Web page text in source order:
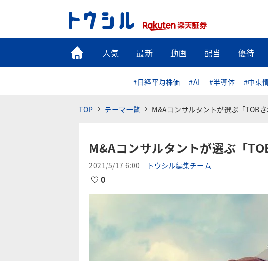
トップ
人気 最新 動画 配当 優待
#日経平均株価 #AI #半導体 #中東
TOP テーマ一覧 M&Aコンサルタントが選ぶ「TOB
M&Aコンサルタントが選ぶ「
2021/5/17 6:00 トウシル編集チーム
0